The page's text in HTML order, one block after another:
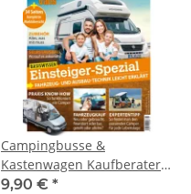
Campingbusse &
Kastenwagen Kaufberater
2020 E-Paper oder Print-
9,90 € *